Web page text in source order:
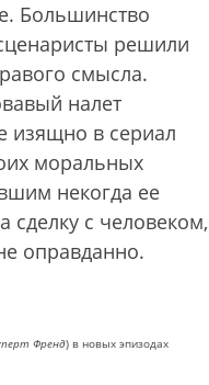
Большинство
решили
смысла.
налет
изящно в сериал
моральных
некогда ее
с человеком,
оправданно.
Френд) в новых эпизодах